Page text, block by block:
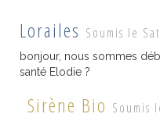
Lorailes Soumis le
bonjour, nous sommes
santé Elodie ?
Sirène Bio Soumis